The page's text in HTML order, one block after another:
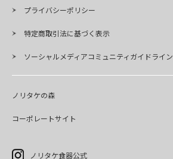
プライバシーポリシー
特定商取引法に基づく表示
ソーシャルメディアコミュニティガイドライン
ノリタケの森
コーポレートサイト
ノリタケ食器公式